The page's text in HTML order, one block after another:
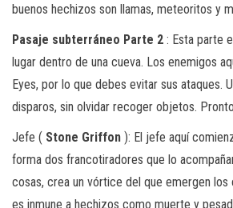
buenos hechizos son llamas, meteoritos y
Pasaje subterráneo Parte 2 : Esta parte
lugar dentro de una cueva. Los enemigos
Eyes, por lo que debes evitar sus ataques.
disparos, sin olvidar recoger objetos.
Jefe ( Stone Griffon ): El jefe aquí
forma dos francotiradores que lo
cosas, crea un vórtice del que emergen
es inmune a hechizos como muerte y